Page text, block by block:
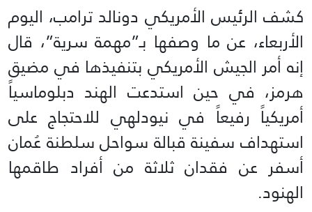
كشف الرئيس الأمريكي دونالد ترامب، اليوم
الأربعاء، عن ما وصفها بـ”مهمة سرية”، قال
إنه أمر الجيش الأمريكي بتنفيذها في مضيق
هرمز، في حين استدعت الهند دبلوماسياً
أمريكياً رفيعاً في نيودلهي للاحتجاج على
استهداف سفينة قبالة سواحل سلطنة عُمان
أسفر عن فقدان ثلاثة من أفراد طاقمها
الهنود.